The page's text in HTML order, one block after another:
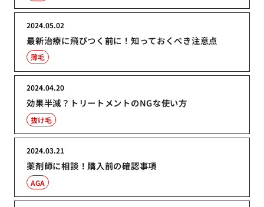
最新治療に飛びつく前に！知っておくべき注意点
2024.05.02
薄毛
効果半減？トリートメントのNGな使い方
2024.04.20
抜け毛
薬剤師に相談！購入前の確認事項
2024.03.21
AGA